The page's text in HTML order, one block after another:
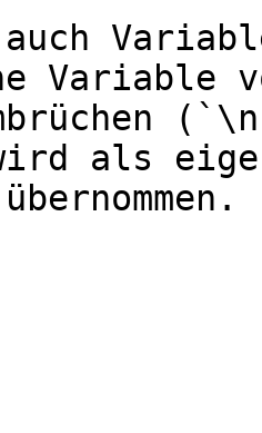
auch
Variable
als